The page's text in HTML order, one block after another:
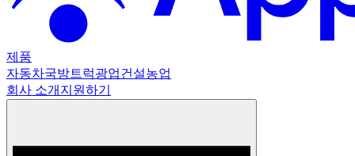
제품
자동차국방트럭광업건설농업
회사 소개 지원하기